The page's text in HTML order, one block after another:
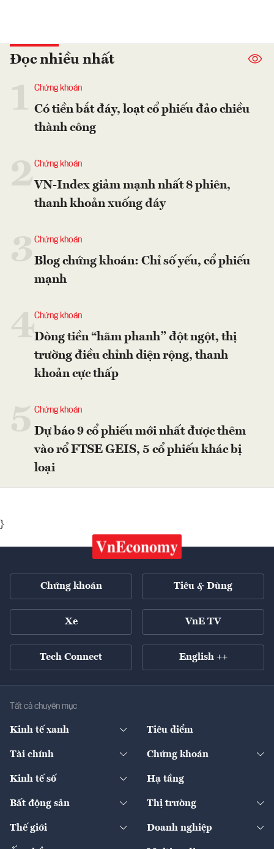
Đọc nhiều nhất
Chứng khoán
Có tiền bắt đáy, loạt cổ phiếu đảo chiều
thành công
2Chứng khoán
VN-Index giảm mạnh nhất 8 phiên,
thanh khoản xuống đáy
Chứng khoán
Blog chứng khoán: Chỉ số yếu, cổ phiếu
mạnh
4Chứng khoán
Dòng tiền “hãm phanh” đột ngột, thị
trường điều chỉnh diện rộng, thanh
khoản cực thấp
Chứng khoán
Dự báo 9 cổ phiếu mới nhất được thêm
vào rổ FTSE GEIS, 5 cổ phiếu khác bị
loại
}
Chứng khoán Tiêu & Dùng
Xe VnE TV
Tech Connect English ++
Tất cả chuyên mục
Kinh tế xanh
Diễn đàn
Tiêu điểm
Tài chính
Ngân hàng
Bảo hiểm
Chứng khoán
Doanh nghiệp niêm yết
Kinh tế số
Sản phẩm - Thị trường
Hạ tầng
Bất động sản
Chính sách
Thị trường
Thế giới
Kinh tế
Doanh nghiệp